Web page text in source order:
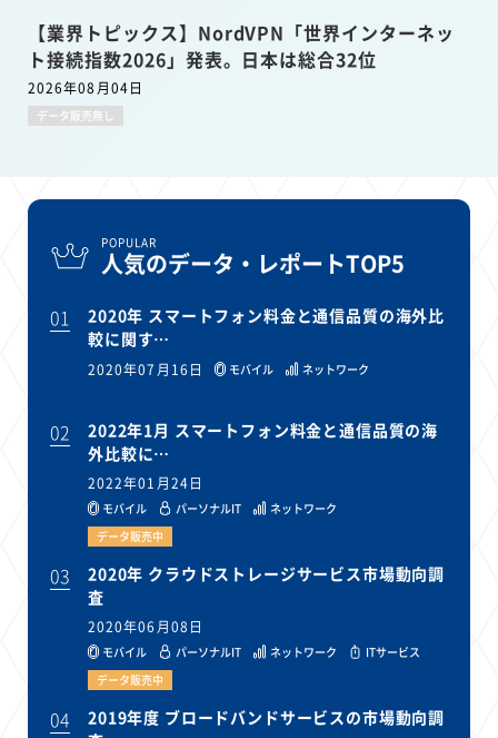
【業界トピックス】NordVPN「世界インターネッ
ト接続指数2026」発表。日本は総合32位
2026年08月04日
データ販売無し
POPULAR
人気のデータ・レポートTOP5
01
2020年 スマートフォン料金と通信品質の海外比
較に関す…
2020年07月16日 モバイル ネットワーク
02
2022年1月 スマートフォン料金と通信品質の海
外比較に…
2022年01月24日
モバイル パーソナルIT
ネットワーク
データ販売中
03
2020年 クラウドストレージサービス市場動向調
査
2020年06月08日
モバイル パーソナルIT ネットワーク
ITサービス
データ販売中
04
2019年度 ブロードバンドサービスの市場動向調